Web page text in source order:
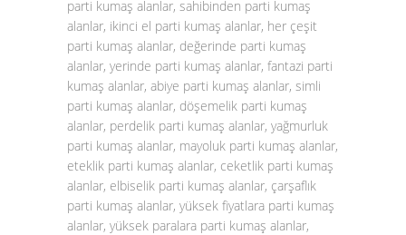
parti kumaş alanlar, sahibinden parti kumaş
alanlar, ikinci el parti kumaş alanlar, her çeşit
parti kumaş alanlar, değerinde parti kumaş
alanlar, yerinde parti kumaş alanlar, fantazi parti
kumaş alanlar, abiye parti kumaş alanlar, simli
parti kumaş alanlar, döşemelik parti kumaş
alanlar, perdelik parti kumaş alanlar, yağmurluk
parti kumaş alanlar, mayoluk parti kumaş alanlar,
eteklik parti kumaş alanlar, ceketlik parti kumaş
alanlar, elbiselik parti kumaş alanlar, çarşaflık
parti kumaş alanlar, yüksek fiyatlara parti kumaş
alanlar, yüksek paralara parti kumaş alanlar,